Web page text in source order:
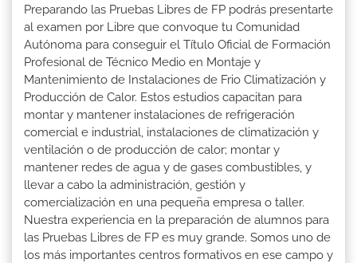
Preparando las Pruebas Libres de FP podrás presentarte
al examen por Libre que convoque tu Comunidad
Autónoma para conseguir el Título Oficial de Formación
Profesional de Técnico Medio en Montaje y
Mantenimiento de Instalaciones de Frio Climatización y
Producción de Calor. Estos estudios capacitan para
montar y mantener instalaciones de refrigeración
comercial e industrial, instalaciones de climatización y
ventilación o de producción de calor; montar y
mantener redes de agua y de gases combustibles, y
llevar a cabo la administración, gestión y
comercialización en una pequeña empresa o taller.
Nuestra experiencia en la preparación de alumnos para
las Pruebas Libres de FP es muy grande. Somos uno de
los más importantes centros formativos en ese campo y